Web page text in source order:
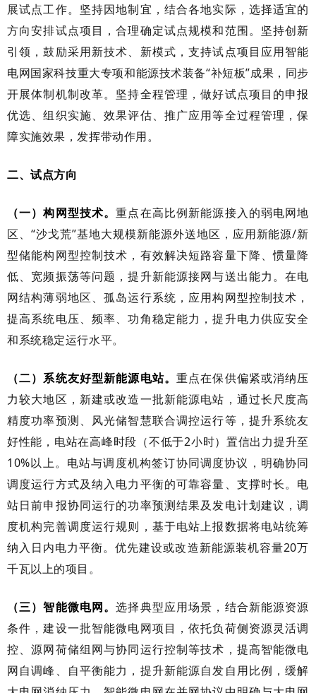
展试点工作。坚持因地制宜，结合各地实际，选择适宜的
方向安排试点项目，合理确定试点规模和范围。坚持创新
引领，鼓励采用新技术、新模式，支持试点项目应用智能
电网国家科技重大专项和能源技术装备“补短板”成果，同步
开展体制机制改革。坚持全程管理，做好试点项目的申报
优选、组织实施、效果评估、推广应用等全过程管理，保
障实施效果，发挥带动作用。
二、试点方向
（一）构网型技术。重点在高比例新能源接入的弱电网地
区、“沙戈荒”基地大规模新能源外送地区，应用新能源/新
型储能构网型控制技术，有效解决短路容量下降、惯量降
低、宽频振荡等问题，提升新能源接网与送出能力。在电
网结构薄弱地区、孤岛运行系统，应用构网型控制技术，
提高系统电压、频率、功角稳定能力，提升电力供应安全
和系统稳定运行水平。
（二）系统友好型新能源电站。 重点在保供偏紧或消纳压
力较大地区，新建或改造一批新能源电站，通过长尺度高
精度功率预测、风光储智慧联合调控运行等，提升系统友
好性能，电站在高峰时段（不低于2小时）置信出力提升至
10%以上。电站与调度机构签订协同调度协议，明确协同
调度运行方式及纳入电力平衡的可靠容量、支撑时长。电
站日前申报协同运行的功率预测结果及发电计划建议，调
度机构完善调度运行规则，基于电站上报数据将电站统筹
纳入日内电力平衡。优先建设或改造新能源装机容量20万
千瓦以上的项目。
（三）智能微电网。选择典型应用场景，结合新能源资源
条件，建设一批智能微电网项目，依托负荷侧资源灵活调
控、源网荷储组网与协同运行控制等技术，提高智能微电
网自调峰、自平衡能力，提升新能源自发自用比例，缓解